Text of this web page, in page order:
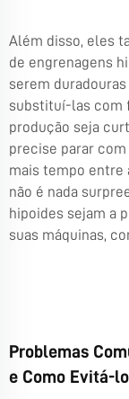
Além disso, eles
de engrenagens
serem
substituí-las com
produção seja
precise parar
mais tempo entre
não é nada
hipoides sejam a
suas máquinas,
Problemas
e Como Evitá-